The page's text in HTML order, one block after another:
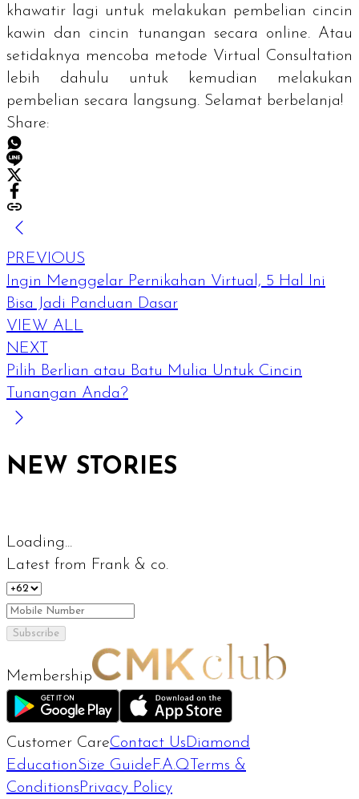
khawatir lagi untuk melakukan pembelian cincin
kawin dan cincin tunangan secara online. Atau
setidaknya mencoba metode Virtual Consultation
lebih dahulu untuk kemudian melakukan
pembelian secara langsung. Selamat berbelanja!
Share:
PREVIOUS
Ingin Menggelar Pernikahan Virtual, 5 Hal Ini
Bisa Jadi Panduan Dasar
VIEW ALL
NEXT
Pilih Berlian atau Batu Mulia Untuk Cincin
Tunangan Anda?
NEW STORIES
Loading...
Latest from Frank & co.
Subscribe
Membership
Customer CareContact UsDiamond
EducationSize GuideF.A.Q Terms &
ConditionsPrivacy Policy